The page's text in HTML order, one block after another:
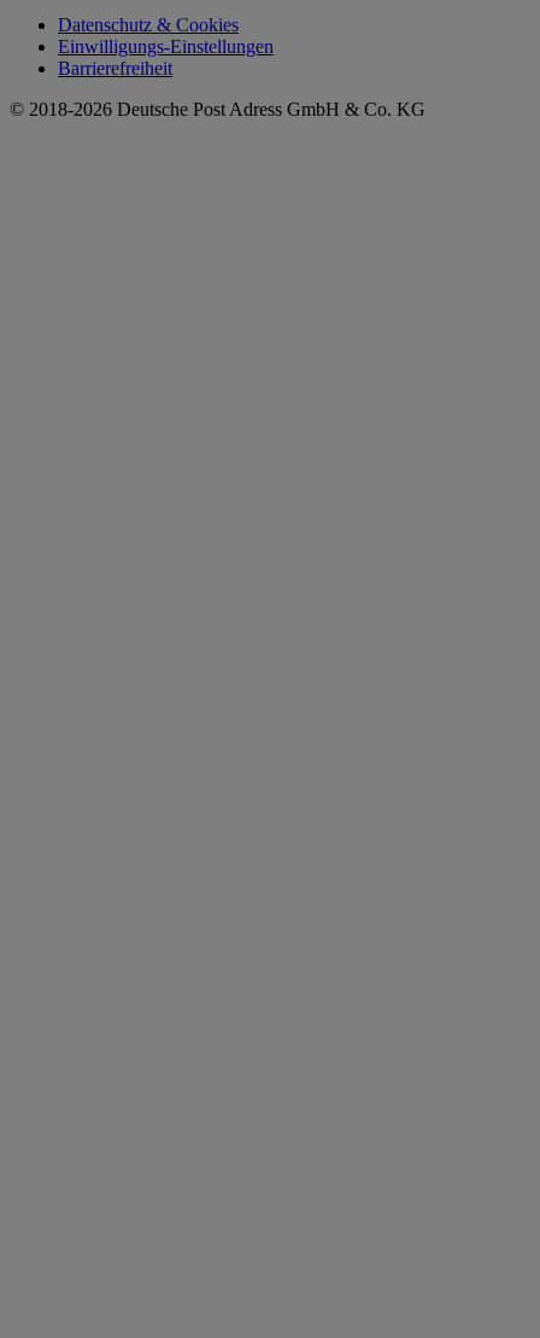
Datenschutz & Cookies
Einwilligungs-Einstellungen
Barrierefreiheit
© 2018-2026 Deutsche Post Adress GmbH & Co. KG